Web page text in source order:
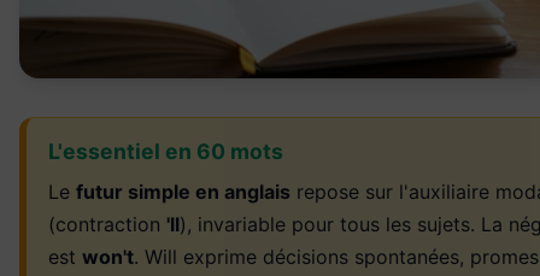
L'essentiel en 60 mots
Le futur simple en anglais repose sur l'auxiliaire
(contraction 'll), invariable pour tous les sujets. La
est won't. Will exprime décisions spontanées,